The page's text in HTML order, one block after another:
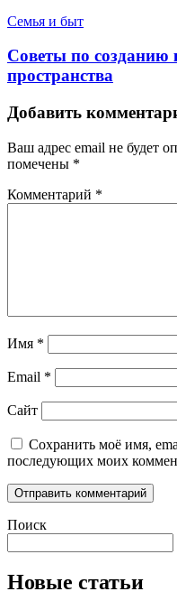
Семья и быт
Советы по созданию
пространства
Добавить
Ваш адрес email не будет
помечены *
Комментарий *
Имя *
Email *
Сайт
Сохранить моё имя,
последующих моих
Поиск
Новые статьи